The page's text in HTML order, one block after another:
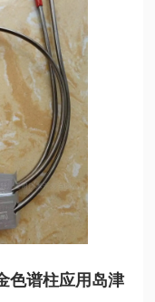
色谱柱应用岛津